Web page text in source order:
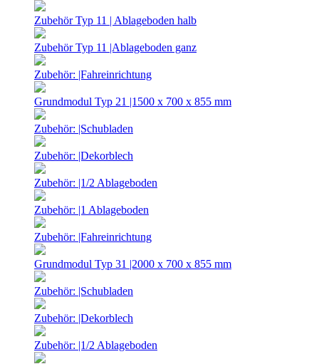
Zubehör Typ 11 | Ablageboden halb
Zubehör Typ 11 |Ablageboden ganz
Zubehör: |Fahreinrichtung
Grundmodul Typ 21 |1500 x 700 x 855 mm
Zubehör: |Schubladen
Zubehör: |Dekorblech
Zubehör: |1/2 Ablageboden
Zubehör: |1 Ablageboden
Zubehör: |Fahreinrichtung
Grundmodul Typ 31 |2000 x 700 x 855 mm
Zubehör: |Schubladen
Zubehör: |Dekorblech
Zubehör: |1/2 Ablageboden